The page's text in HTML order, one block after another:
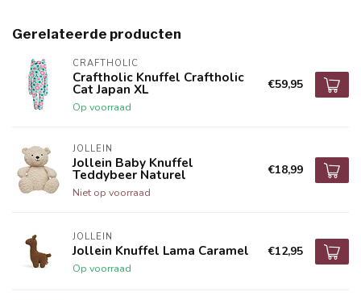
Gerelateerde producten
CRAFTHOLIC
Craftholic Knuffel Craftholic
Cat Japan XL
Op voorraad
€59,95
JOLLEIN
Jollein Baby Knuffel
Teddybeer Naturel
Niet op voorraad
€18,99
JOLLEIN
Jollein Knuffel Lama Caramel
Op voorraad
€12,95